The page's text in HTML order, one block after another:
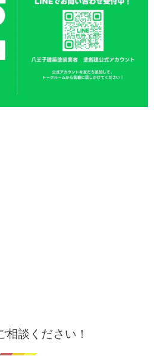
相談ください！